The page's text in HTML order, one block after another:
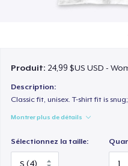
Produit: 24,99 $US USD -
Description:
Classic fit, unisex. T-shirt fit is
Montrer plus de détails
Sélectionnez la taille: